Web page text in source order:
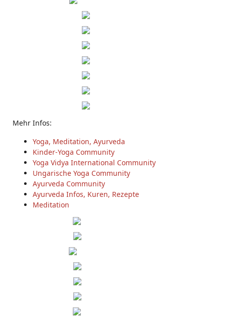
Mehr Infos:
Yoga, Meditation, Ayurveda
Kinder-Yoga Community
Yoga Vidya International Community
Ungarische Yoga Community
Ayurveda Community
Ayurveda Infos, Kuren, Rezepte
Meditation